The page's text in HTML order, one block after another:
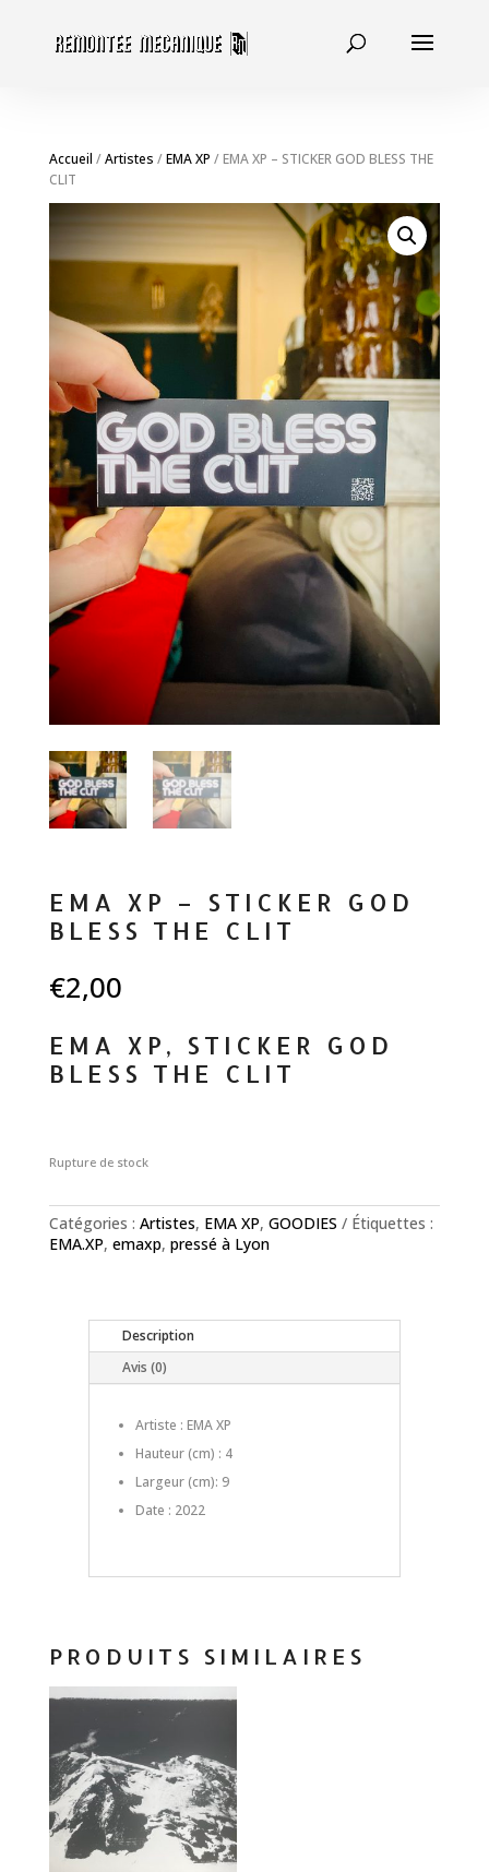
Accueil /Artistes /EMA XP / EMA XP – STICKER GOD BLESS THE
CLIT
EMA XP – STICKER GOD
BLESS THE CLIT
€2,00
EMA XP, STICKER GOD
BLESS THE CLIT
Rupture de stock
Catégories : Artistes, EMA XP, GOODIES
Étiquettes :
EMA.XP, emaxp, pressé à Lyon
Description
Avis (0)
Artiste : EMA XP
Hauteur (cm) : 4
Largeur (cm): 9
Date : 2022
PRODUITS SIMILAIRES